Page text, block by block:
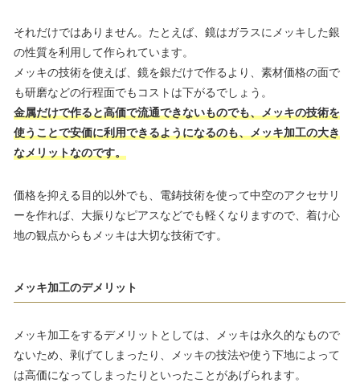
それだけではありません。たとえば、鏡はガラスにメッキした銀
の性質を利用して作られています。
メッキの技術を使えば、鏡を銀だけで作るより、素材価格の面で
も研磨などの行程面でもコストは下がるでしょう。
金属だけで作ると高価で流通できないものでも、メッキの技術を
使うことで安価に利用できるようになるのも、メッキ加工の大き
なメリットなのです。
価格を抑える目的以外でも、電鋳技術を使って中空のアクセサリ
ーを作れば、大振りなピアスなどでも軽くなりますので、着け心
地の観点からもメッキは大切な技術です。
メッキ加工のデメリット
メッキ加工をするデメリットとしては、メッキは永久的なもので
ないため、剥げてしまったり、メッキの技法や使う下地によって
は高価になってしまったりといったことがあげられます。